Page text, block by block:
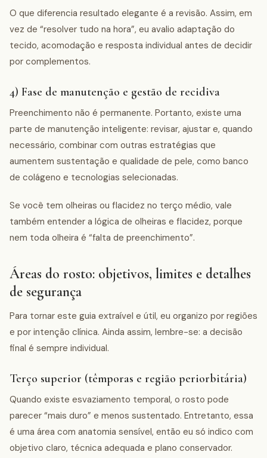
O que diferencia resultado elegante é a revisão. Assim, em
vez de “resolver tudo na hora”, eu avalio adaptação do
tecido, acomodação e resposta individual antes de decidir
por complementos.
4) Fase de manutenção e gestão de recidiva
Preenchimento não é permanente. Portanto, existe uma
parte de manutenção inteligente: revisar, ajustar e, quando
necessário, combinar com outras estratégias que
aumentem sustentação e qualidade de pele, como banco
de colágeno e tecnologias selecionadas.
Se você tem olheiras ou flacidez no terço médio, vale
também entender a lógica de olheiras e flacidez, porque
nem toda olheira é “falta de preenchimento”.
Áreas do rosto: objetivos, limites e detalhes
de segurança
Para tornar este guia extraível e útil, eu organizo por regiões
e por intenção clínica. Ainda assim, lembre-se: a decisão
final é sempre individual.
Terço superior (têmporas e região periorbitária)
Quando existe esvaziamento temporal, o rosto pode
parecer “mais duro” e menos sustentado. Entretanto, essa
é uma área com anatomia sensível, então eu só indico com
objetivo claro, técnica adequada e plano conservador.